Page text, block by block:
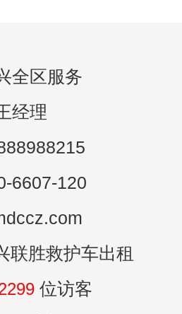
全区服务
经理
6607-120
联胜救护车出租
位访客